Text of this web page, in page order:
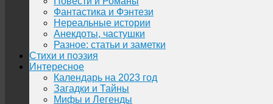
Фантастика и Фэнтези
Нереальные истории
Анекдоты, частушки
Разное: статьи и заметки
Стихи и поэзия
Интересное
Календарь на 2023 год
Загадки и Тайны
Мифы и Легенды